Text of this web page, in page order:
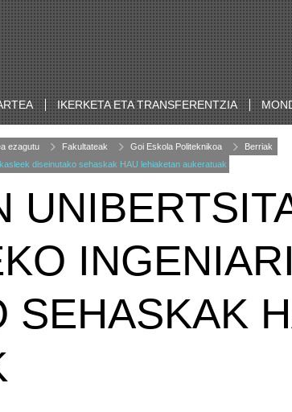
IKERKETA ETA TRANSFERENTZIA
ezagutu Fakultateak Goi Eskola Politeknikoa
Berriak
diseinutako sehaskak HAU lehiaketan aukeratuak
SEHASKAK